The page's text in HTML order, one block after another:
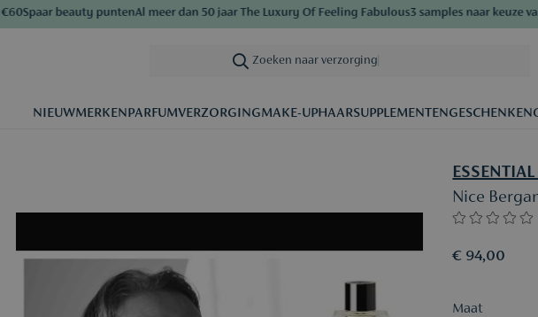
Spaar beauty puntenAl meer dan 50 jaar The Luxury Of Feeling Fabulous3 samples naar keuze vanaf
Zoeken naar verzorging|
NIEUWMERKEN PARFUMVERZORGINGMAKE-UPHAARSUPPLEMENTENGESCHENKEN
Nice
€ 94,00
Maat